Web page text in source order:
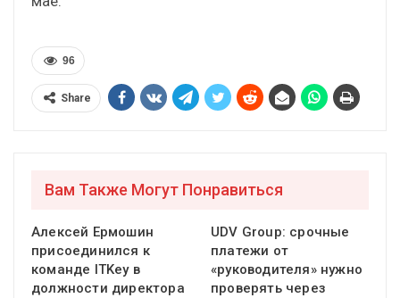
96
Share
Вам Также Могут Понравиться
Алексей Ермошин
присоединился к
команде ITKey в
должности директора
UDV Group: срочные
платежи от
«руководителя» нужно
проверять через